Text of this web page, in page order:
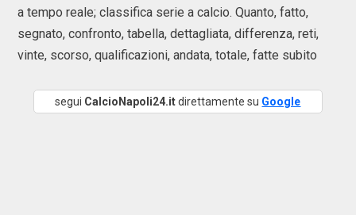
a tempo reale; classifica serie a calcio. Quanto, fatto,
segnato, confronto, tabella, dettagliata, differenza, reti,
vinte, scorso, qualificazioni, andata, totale, fatte subito
segui CalcioNapoli24.itdirettamente su Google